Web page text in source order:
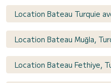
Location Bateau Turquie
Location Bateau Muğla,
Location Bateau Fethiye,